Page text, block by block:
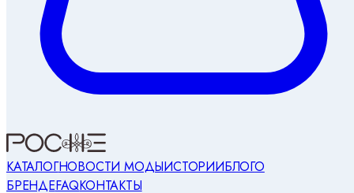
КАТАЛОГНОВОСТИ МОДЫИСТОРИИБЛОГО
БРЕНДЕFAQКОНТАКТЫ